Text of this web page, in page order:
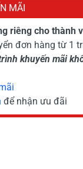
MÃI
riêng cho thành
đơn hàng từ 1
khuyến mãi
để nhận ưu đãi